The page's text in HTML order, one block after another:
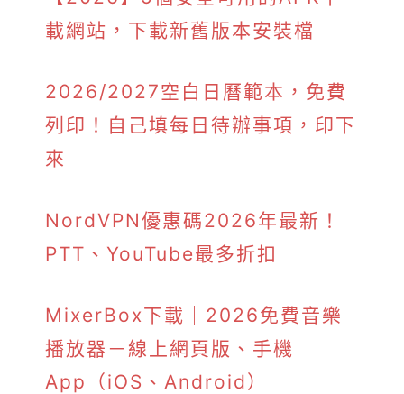
載網站，下載新舊版本安裝檔
2026/2027空白日曆範本，免費
列印！自己填每日待辦事項，印下
來
NordVPN優惠碼2026年最新！
PTT、YouTube最多折扣
MixerBox下載｜2026免費音樂
播放器－線上網頁版、手機
App（iOS、Android）